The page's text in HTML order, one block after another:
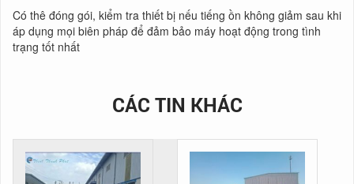
Có thê đóng gói, kiểm tra thiết bị nếu tiếng ồn không giảm sau khi
áp dụng mọi biên pháp để đảm bảo máy hoạt động trong tình
trạng tốt nhất
CÁC TIN KHÁC